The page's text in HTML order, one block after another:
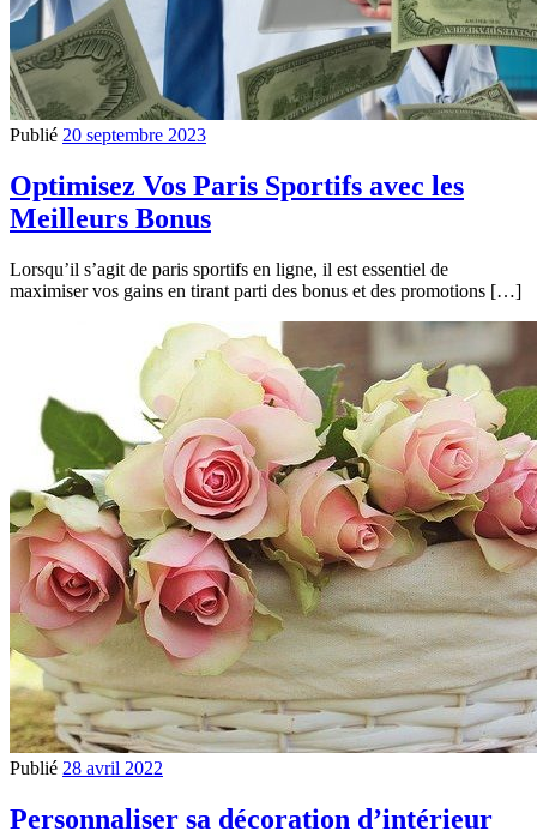
Publié 20 septembre 2023
Optimisez Vos Paris Sportifs avec les
Meilleurs Bonus
Lorsqu’il s’agit de paris sportifs en ligne, il est essentiel de
maximiser vos gains en tirant parti des bonus et des promotions […]
Publié 28 avril 2022
Personnaliser sa décoration d’intérieur